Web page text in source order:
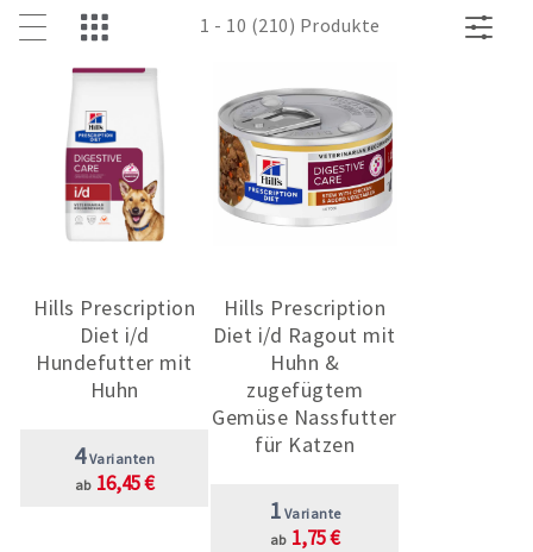
Science Plan™ und gesunde Snacks.
1 - 10 (210) Produkte
Hills Prescription
Diet i/d
Hundefutter mit
Huhn
4Varianten
ab 16,45 €
Hills Prescription
Diet i/d Ragout mit
Huhn &
zugefügtem
Gemüse Nassfutter
für Katzen
1 Variante
ab 1,75 €